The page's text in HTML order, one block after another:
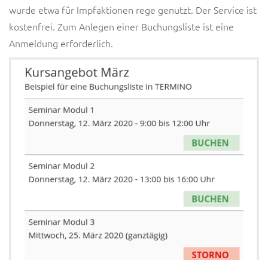
wurde etwa für Impfaktionen rege genutzt. Der Service ist
kostenfrei. Zum Anlegen einer Buchungsliste ist eine
Anmeldung erforderlich.